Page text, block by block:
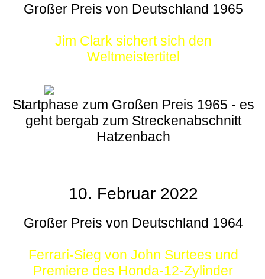
Großer Preis von Deutschland 1965
Jim Clark sichert sich den
Weltmeistertitel
Startphase zum Großen Preis 1965 - es
geht bergab zum Streckenabschnitt
Hatzenbach
10. Februar 2022
Großer Preis von Deutschland 1964
Ferrari-Sieg von John Surtees und
Premiere des Honda-12-Zylinder